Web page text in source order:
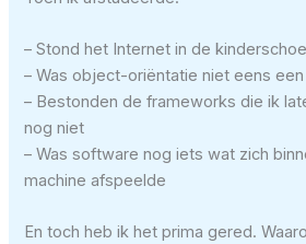
– Stond het Internet in de
– Was object-oriëntatie niet eens
– Bestonden de frameworks die ik
nog niet
– Was software nog iets wat zich
machine afspeelde
En toch heb ik het prima gered.